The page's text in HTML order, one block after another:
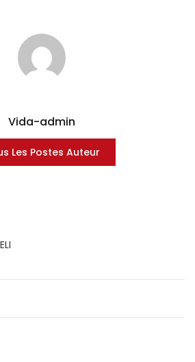
de passe perdu?
Vida-admin
Les Postes Auteur